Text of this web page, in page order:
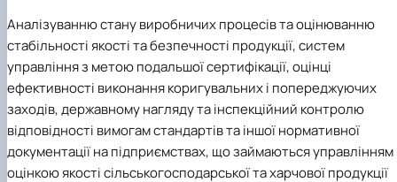
Аналізуванню стану виробничих процесів та оцінюванню
стабільності якості та безпечності продукції, систем
управління з метою подальшої сертифікації, оцінці
ефективності виконання коригувальних і попереджуючих
заходів, державному нагляду та інспекційний контролю
відповідності вимогам стандартів та іншої нормативної
документації на підприємствах, що займаються управлінням
оцінкою якості сільськогосподарської та харчової продукції